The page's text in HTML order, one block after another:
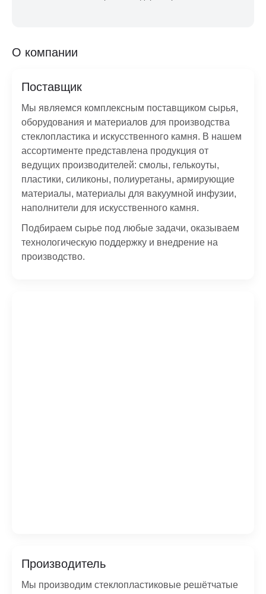
О компании
Поставщик
Мы являемся комплексным поставщиком сырья,
оборудования и материалов для производства
стеклопластика и искусственного камня. В нашем
ассортименте представлена продукция от
ведущих производителей: смолы, гелькоуты,
пластики, силиконы, полиуретаны, армирующие
материалы, материалы для вакуумной инфузии,
наполнители для искусственного камня.
Подбираем сырье под любые задачи, оказываем
технологическую поддержку и внедрение на
производство.
Производитель
Мы производим стеклопластиковые решётчатые